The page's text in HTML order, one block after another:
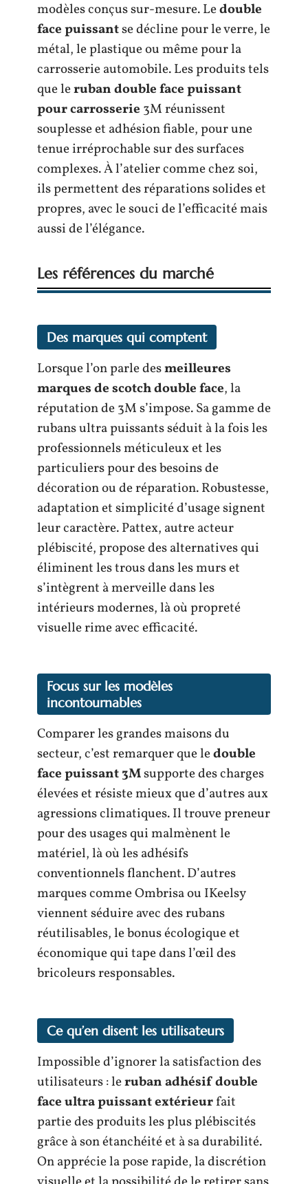
modèles conçus sur-mesure. Ledouble
face puissantse décline pour le verre, le
métal, le plastique ou même pour la
carrosserie automobile. Les produits tels
que leruban double face puissant
pour carrosserie 3M réunissent
souplesse et adhésion fiable, pour une
tenue irréprochable sur des surfaces
complexes. À l’atelier comme chez soi,
ils permettent des réparations solides et
propres, avec le souci de l’efficacité mais
aussi de l’élégance.
Les références du marché
Des marques qui comptent
Lorsque l’on parle desmeilleures
marques de scotch double face, la
réputation de 3M s’impose. Sa gamme de
rubans ultra puissants séduit à la fois les
professionnels méticuleux et les
particuliers pour des besoins de
décoration ou de réparation. Robustesse,
adaptation et simplicité d’usage signent
leur caractère. Pattex, autre acteur
plébiscité, propose des alternatives qui
éliminent les trous dans les murs et
s’intègrent à merveille dans les
intérieurs modernes, là où propreté
visuelle rime avec efficacité.
Focus sur les modèles
incontournables
Comparer les grandes maisons du
secteur, c’est remarquer que ledouble
face puissant 3Msupporte des charges
élevées et résiste mieux que d’autres aux
agressions climatiques. Il trouve preneur
pour des usages qui malmènent le
matériel, là où les adhésifs
conventionnels flanchent. D’autres
marques comme Ombrisa ou IKeelsy
viennent séduire avec des rubans
réutilisables, le bonus écologique et
économique qui tape dans l’œil des
bricoleurs responsables.
Ce qu’en disent les utilisateurs
Impossible d’ignorer la satisfaction des
utilisateurs : leruban adhésif double
face ultra puissant extérieurfait
partie des produits les plus plébiscités
grâce à son étanchéité et à sa durabilité.
On apprécie la pose rapide, la discrétion